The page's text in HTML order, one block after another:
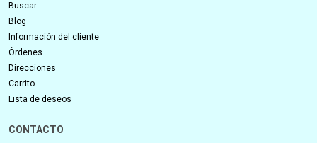
Buscar
Blog
Información del cliente
Órdenes
Direcciones
Carrito
Lista de deseos
CONTACTO